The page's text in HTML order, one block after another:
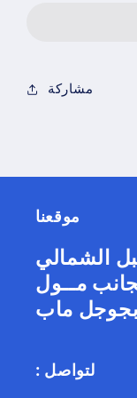
مشاركة
موقعنا
الشمالي
بجوجل ماب
: لتواصل